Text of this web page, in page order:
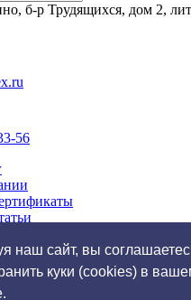
наш сайт, вы
куки (cookies) в
б-р Трудящихся, дом 2,
56
работы